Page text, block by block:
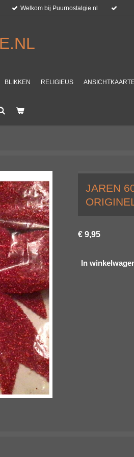
Welkom bij Puurnostalgie.nl
BLIKKEN RELIGIEUS
JAREN
€ 9,95
In